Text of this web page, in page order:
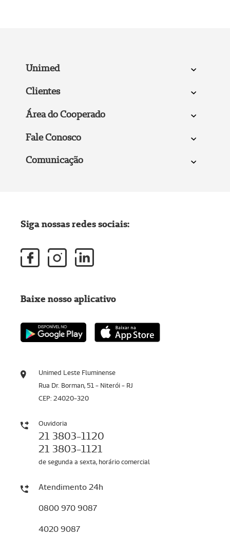
Unimed
Clientes
Área do Cooperado
Fale Conosco
Comunicação
Unimed Leste Fluminense
Rua Dr. Borman, 51 - Niterói - RJ
CEP: 24020-320
Ouvidoria
21 3803-1120
21 3803-1121
de segunda a sexta, horário comercial
Atendimento 24h
0800 970 9087
4020 9087
Siga nossas redes sociais:
Baixe nosso aplicativo